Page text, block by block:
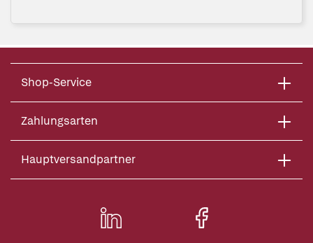
Shop-Service
Zahlungsarten
Hauptversandpartner